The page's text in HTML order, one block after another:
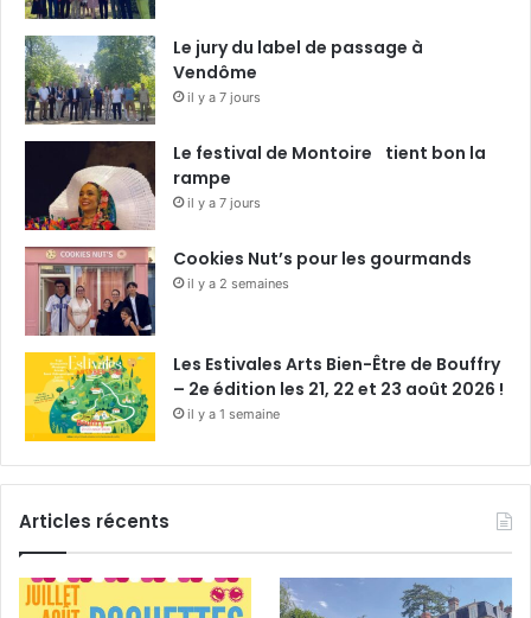
Le jury du label de passage à
Vendôme
il y a 7 jours
Le festival de Montoire tient bon la
rampe
il y a 7 jours
Cookies Nut’s pour les gourmands
il y a 2 semaines
Les Estivales Arts Bien-Être de Bouffry
– 2e édition les 21, 22 et 23 août 2026 !
il y a 1 semaine
Articles récents